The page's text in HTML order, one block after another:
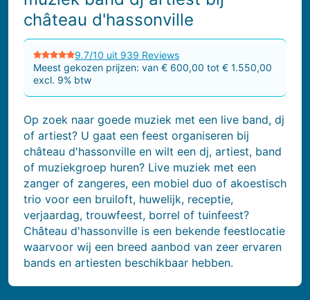
château d'hassonville
9.7/10 uit 939 Reviews
Meest gekozen prijzen: van € 600,00 tot € 1.550,00
excl. 9% btw
Op zoek naar goede muziek met een live band, dj
of artiest? U gaat een feest organiseren bij
château d'hassonville en wilt een dj, artiest, band
of muziekgroep huren? Live muziek met een
zanger of zangeres, een mobiel duo of akoestisch
trio voor een bruiloft, huwelijk, receptie,
verjaardag, trouwfeest, borrel of tuinfeest?
Château d'hassonville is een bekende feestlocatie
waarvoor wij een breed aanbod van zeer ervaren
bands en artiesten beschikbaar hebben.